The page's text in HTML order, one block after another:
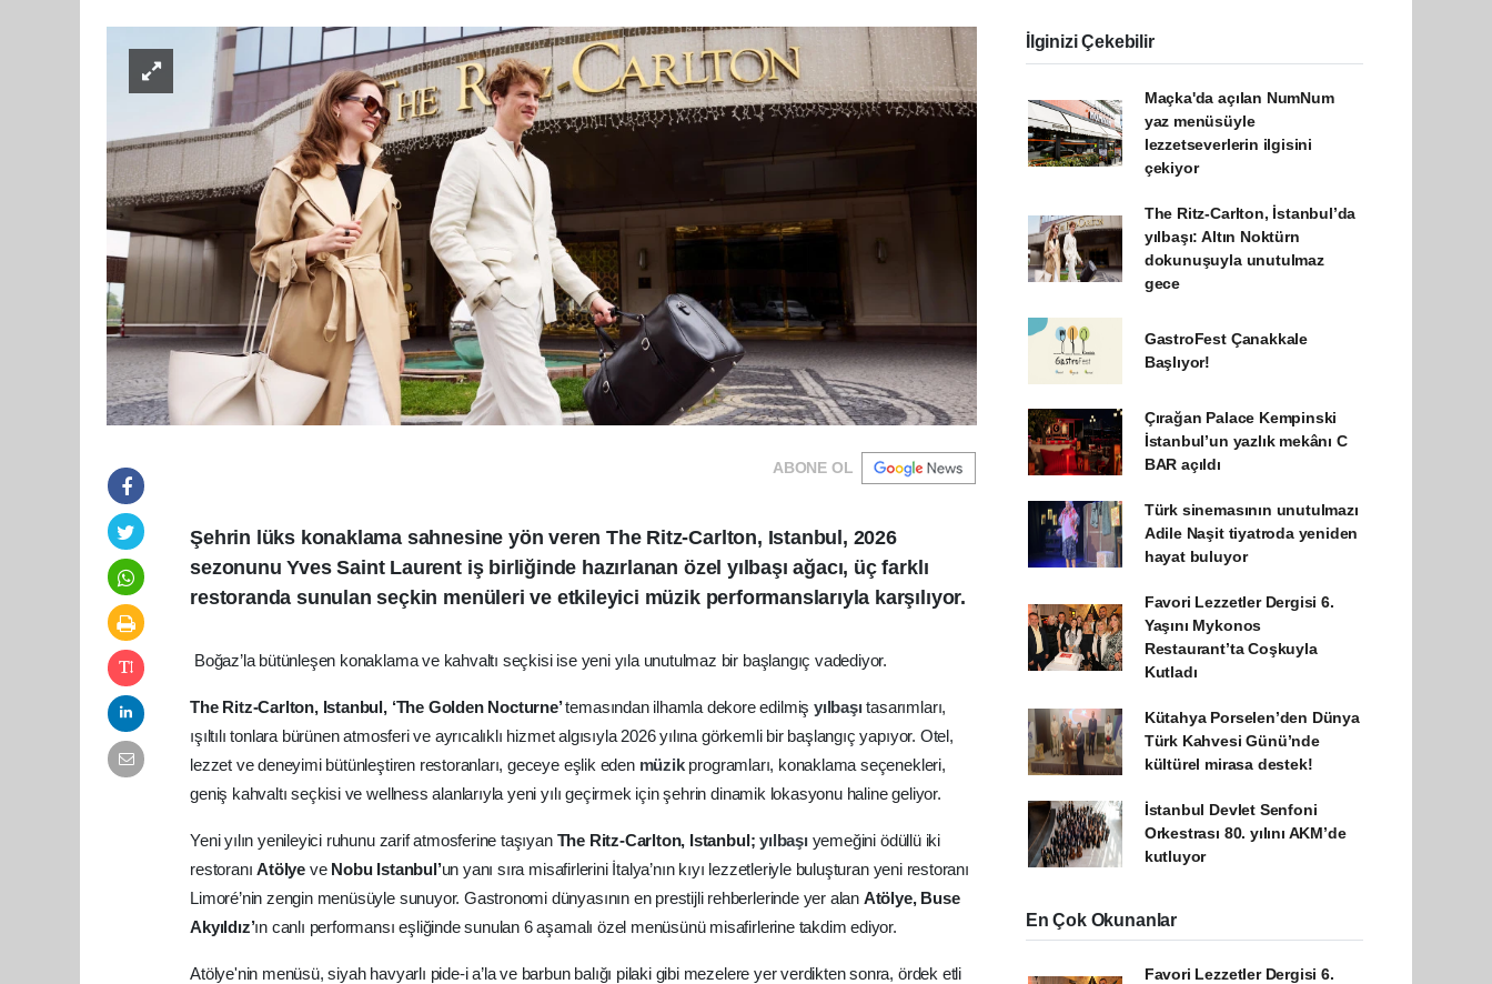
ABONE OL
Şehrin lüks konaklama sahnesine yön veren The Ritz-Carlton, Istanbul, 2026
sezonunu Yves Saint Laurent iş birliğinde hazırlanan özel yılbaşı ağacı, üç farklı
restoranda sunulan seçkin menüleri ve etkileyici müzik performanslarıyla karşılıyor.
Boğaz’la bütünleşen konaklama ve kahvaltı seçkisi ise yeni yıla unutulmaz bir başlangıç vadediyor.
The Ritz-Carlton, Istanbul, ‘The Golden Nocturne’temasından ilhamla dekore edilmiş yılbaşıtasarımları,
ışıltılı tonlara bürünen atmosferi ve ayrıcalıklı hizmet algısıyla 2026 yılına görkemli bir başlangıç yapıyor. Otel,
lezzet ve deneyimi bütünleştiren restoranları, geceye eşlik eden müzik programları, konaklama seçenekleri,
geniş kahvaltı seçkisi ve wellness alanlarıyla yeni yılı geçirmek için şehrin dinamik lokasyonu haline geliyor.
Yeni yılın yenileyici ruhunu zarif atmosferine taşıyan The Ritz-Carlton, Istanbul;yılbaşı yemeğini ödüllü iki
restoranıAtölye ve Nobu Istanbul’un yanı sıra misafirlerini İtalya’nın kıyı lezzetleriyle buluşturan yeni restoranı
Limoré’nin zengin menüsüyle sunuyor. Gastronomi dünyasının en prestijli rehberlerinde yer alan Atölye, Buse
Akyıldız’ın canlı performansı eşliğinde sunulan 6 aşamalı özel menüsünü misafirlerine takdim ediyor.
Atölye'nin menüsü, siyah havyarlı pide-i a’la ve barbun balığı pilaki gibi mezelere yer verdikten sonra, ördek etli
İlginizi Çekebilir
Maçka'da açılan NumNum
yaz menüsüyle
lezzetseverlerin ilgisini
çekiyor
The Ritz-Carlton, İstanbul’da
yılbaşı: Altın Noktürn
dokunuşuyla unutulmaz
gece
GastroFest Çanakkale
Başlıyor!
Çırağan Palace Kempinski
İstanbul’un yazlık mekânı C
BAR açıldı
Türk sinemasının unutulmazı
Adile Naşit tiyatroda yeniden
hayat buluyor
Favori Lezzetler Dergisi 6.
Yaşını Mykonos
Restaurant’ta Coşkuyla
Kutladı
Kütahya Porselen’den Dünya
Türk Kahvesi Günü’nde
kültürel mirasa destek!
İstanbul Devlet Senfoni
Orkestrası 80. yılını AKM’de
kutluyor
En Çok Okunanlar
Favori Lezzetler Dergisi 6.